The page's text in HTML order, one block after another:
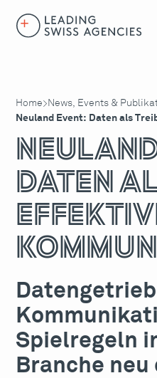
Home> News, Events &
Neuland Event: Daten als
Daten
Spielregeln
Branche